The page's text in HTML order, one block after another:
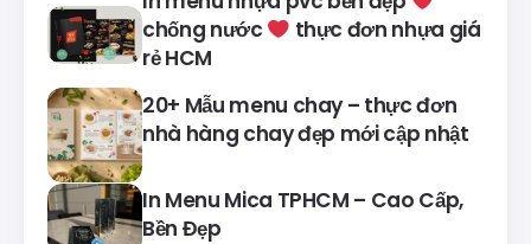
chống nước
thực đơn nhựa giá
rẻ HCM
20+ Mẫu menu chay – thực đơn
nhà hàng chay đẹp mới cập nhật
In Menu Mica TPHCM – Cao Cấp,
Bền Đẹp